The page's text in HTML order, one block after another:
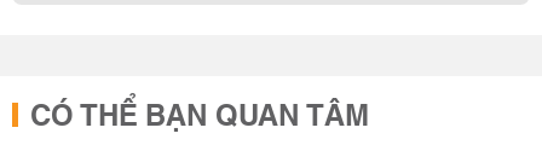
CÓ THỂ BẠN QUAN TÂM